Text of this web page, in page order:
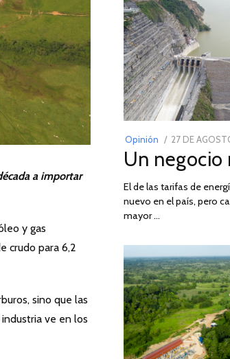
a importar
y gas
crudo para 6,2
sino que las
ve en los
Opinión
POSTED
ON
27 DE
Un negocio
El de las tarifas de
nuevo en el país, pero
mayor …